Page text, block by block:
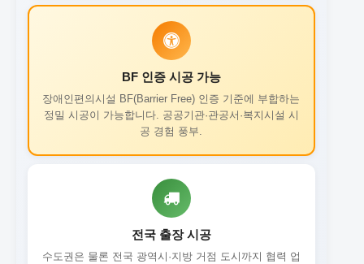
BF 인증 시공 가능
장애인편의시설 BF(Barrier Free) 인증 기준에 부합하는
정밀 시공이 가능합니다. 공공기관·관공서·복지시설 시
공 경험 풍부.
전국 출장 시공
수도권은 물론 전국 광역시·지방 거점 도시까지 협력 업